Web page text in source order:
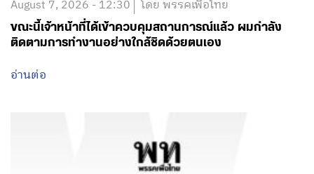
August 7, 2026 - 12:30 โดย พรรคเพื่อไทย
ขณะนี้เจ้าหน้าที่ได้เข้าควบคุมสถานการณ์แล้ว ผมกำลัง
ติดตามการทำงานอย่างใกล้ชิดด้วยตนเอง
อ่านต่อ